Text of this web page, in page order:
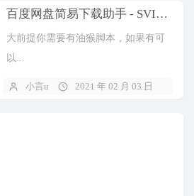
百度网盘简易下载助手 - SVIP般的高速下载
大前提你需要有油猴脚本，如果有可
以...
小言u 2021 年 02 月 03 日